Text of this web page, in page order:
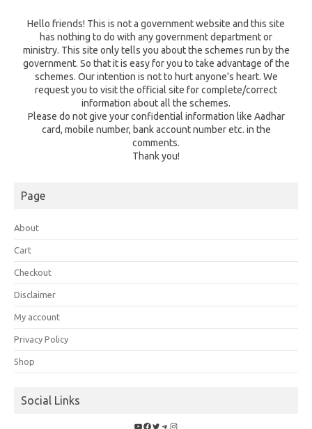
Hello friends! This is not a government website and this site
has nothing to do with any government department or
ministry. This site only tells you about the schemes run by the
government. So that it is easy for you to take advantage of the
schemes. Our intention is not to hurt anyone's heart. We
request you to visit the official site for complete/correct
information about all the schemes.
Please do not give your confidential information like Aadhar
card, mobile number, bank account number etc. in the
comments.
Thank you!
Page
About
Cart
Checkout
Disclaimer
My account
Privacy Policy
Shop
Social Links
YouTube
Facebook
Twitter
Telegram
Instagram